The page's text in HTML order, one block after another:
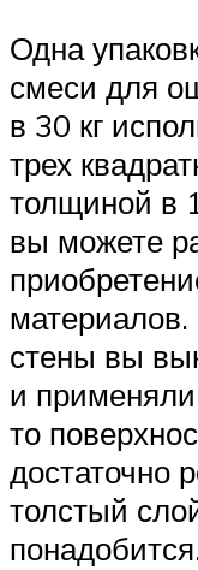
Одна
смеси для
в 30 кг
трех
толщиной в
вы можете
материалов.
стены вы
и
то
достаточно
толстый